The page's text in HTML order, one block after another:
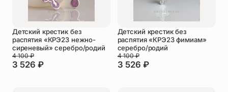
Детский крестик без
распятия «КРЭ23 нежно-
сиреневый» серебро/родий
3 526 ₽
4 100₽
Детский крестик без
распятия «КРЭ23 фимиам»
серебро/родий
3 526 ₽
4 100₽